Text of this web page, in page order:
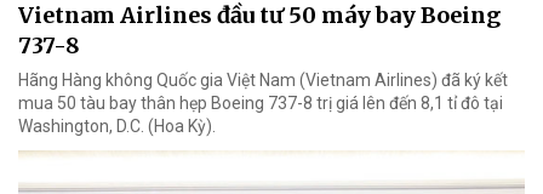
Vietnam Airlines đầu tư 50 máy bay Boeing
737-8
Hãng Hàng không Quốc gia Việt Nam (Vietnam Airlines) đã ký kết
mua 50 tàu bay thân hẹp Boeing 737-8 trị giá lên đến 8,1 tỉ đô tại
Washington, D.C. (Hoa Kỳ).